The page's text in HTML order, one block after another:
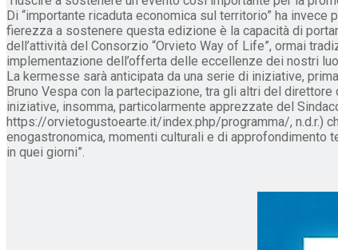
Di “importante ricaduta economica sul territorio” ha invece
fierezza a sostenere questa edizione è la capacità di
dell’attività del Consorzio “Orvieto Way of Life”, ormai
implementazione dell’offerta delle eccellenze dei nostri
La kermesse sarà anticipata da una serie di iniziative,
Bruno Vespa con la partecipazione, tra gli altri del
iniziative, insomma, particolarmente apprezzate del
https://orvietogustoearte.it/index.php/programma/, n.d.r.)
enogastronomica, momenti culturali e di approfondimento
in quei giorni”.